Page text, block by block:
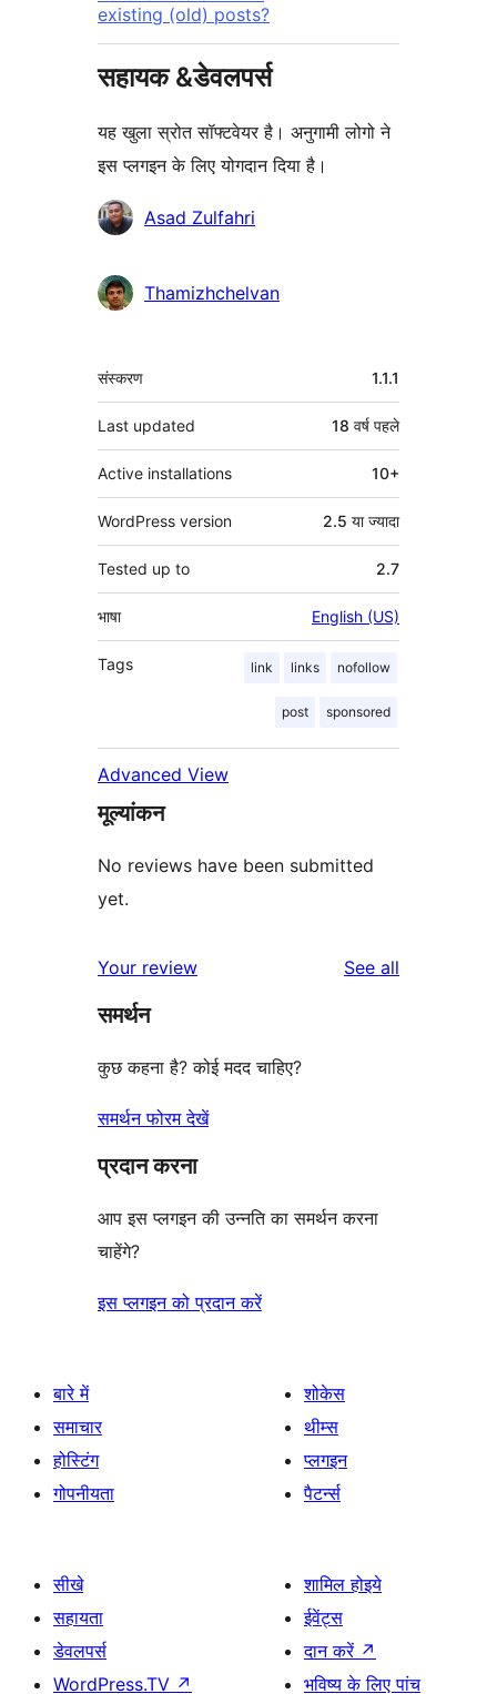
existing (old) posts?
सहायक &डेवलपर्स
यह खुला स्रोत सॉफ्टवेयर है। अनुगामी लोगो ने
इस प्लगइन के लिए योगदान दिया है।
योगदानकर्ताAsad Zulfahri
Thamizhchelvan
मेटा
संस्करण 1.1.1
Last updated 18 वर्ष पहले
Active installations 10+
WordPress version 2.5 या ज्यादा
Tested up to 2.7
भाषा English (US)
Tags link links nofollow
post sponsored
Advanced View
मूल्यांकन
No reviews have been submitted
yet.
Your review See all
समर्थन
कुछ कहना है? कोई मदद चाहिए?
समर्थन फोरम देखें
प्रदान करना
आप इस प्लगइन की उन्नति का समर्थन करना
चाहेंगे?
इस प्लगइन को प्रदान करें
बारे में
समाचार
होस्टिंग
गोपनीयता
शोकेस
थीम्स
प्लगइन
पैटर्न्स
सीखे
सहायता
डेवलपर्स
WordPress.TV ↗
शामिल होइये
ईवेंट्स
दान करें ↗
भविष्य के लिए पांच